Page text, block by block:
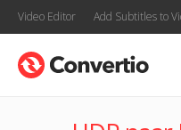
Video Editor Add Subtitles to